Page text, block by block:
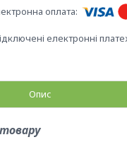
електронні
Опис